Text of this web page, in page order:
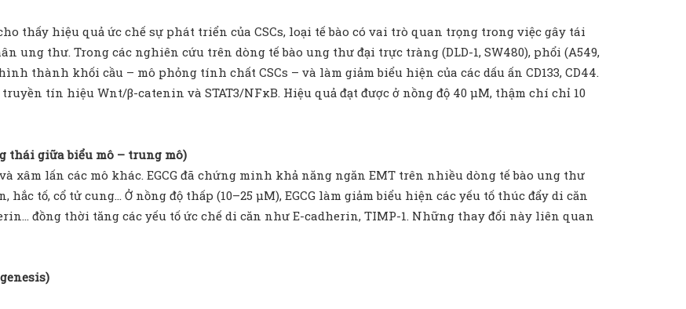
thấy hiệu quả ức chế sự phát triển của CSCs, loại tế bào có vai trò quan trọng trong việc gây tái
ung thư. Trong các nghiên cứu trên dòng tế bào ung thư đại trực tràng (DLD-1, SW480), phổi (A549,
hình thành khối cầu – mô phỏng tính chất CSCs – và làm giảm biểu hiện của các dấu ấn CD133, CD44.
tín hiệu Wnt/β-catenin và STAT3/NFκB. Hiệu quả đạt được ở nồng độ 40 µM, thậm chí chỉ 10
thái giữa biểu mô – trung mô)
xâm lấn các mô khác. EGCG đã chứng minh khả năng ngăn EMT trên nhiều dòng tế bào ung thư
hắc tố, cổ tử cung… Ở nồng độ thấp (10–25 µM), EGCG làm giảm biểu hiện các yếu tố thúc đẩy di căn
đồng thời tăng các yếu tố ức chế di căn như E-cadherin, TIMP-1. Những thay đổi này liên quan